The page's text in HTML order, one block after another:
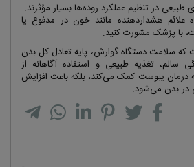
طبیعی در تنظیم عملکرد روده‌ها بسیار مؤثرند.
هشداردهنده مانند خون در مدفوع یا
با پزشک مشورت کنید.
که سلامت دستگاه گوارش، پایه تعادل کل بدن
تغذیه طبیعی و استفاده آگاهانه از
درمان یبوست کمک می‌کند، بلکه باعث افزایش
در بدن می‌شود.